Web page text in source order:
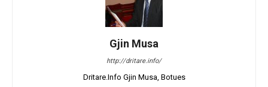
Gjin Musa
http://dritare.info/
Dritare.Info Gjin Musa, Botues